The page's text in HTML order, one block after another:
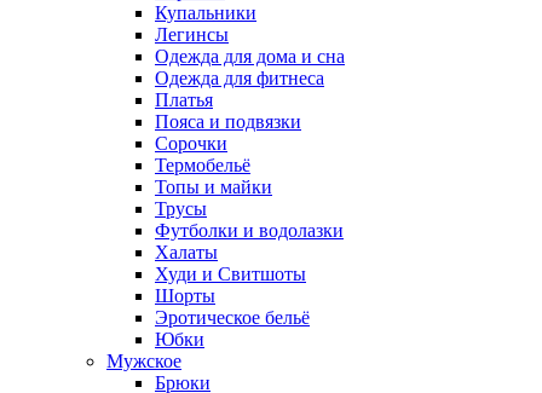
Купальники
Легинсы
Одежда для дома и сна
Одежда для фитнеса
Платья
Пояса и подвязки
Сорочки
Термобельё
Топы и майки
Трусы
Футболки и водолазки
Халаты
Худи и Свитшоты
Шорты
Эротическое бельё
Юбки
Мужское
Брюки